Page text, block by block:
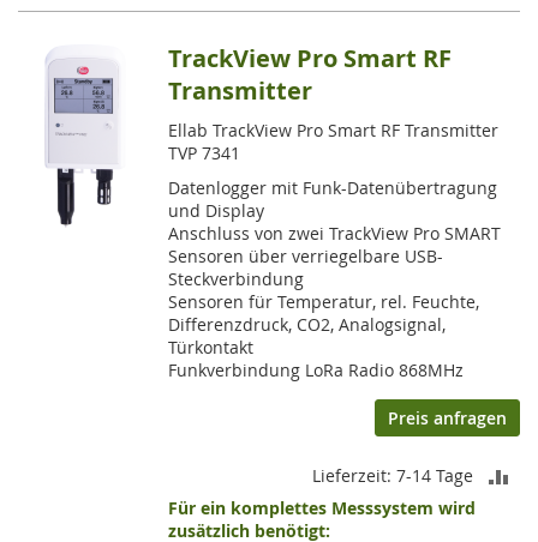
TrackView Pro Smart RF
Transmitter
Ellab TrackView Pro Smart RF Transmitter
TVP 7341
Datenlogger mit Funk-Datenübertragung
und Display
Anschluss von zwei TrackView Pro SMART
Sensoren über verriegelbare USB-
Steckverbindung
Sensoren für Temperatur, rel. Feuchte,
Differenzdruck, CO2, Analogsignal,
Türkontakt
Funkverbindung LoRa Radio 868MHz
Preis anfragen
Lieferzeit: 7-14 Tage
Für ein komplettes Messsystem wird
zusätzlich benötigt: